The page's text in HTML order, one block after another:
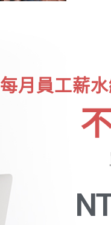
每月員工薪